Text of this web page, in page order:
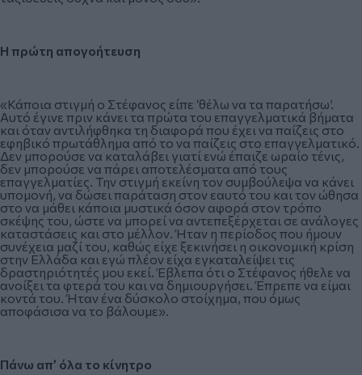
Η πρώτη απογοήτευση
«Κάποια στιγμή ο Στέφανος είπε ‘θέλω να τα παρατήσω’.
Αυτό έγινε πριν κάνει τα πρώτα του επαγγελματικά βήματα
και όταν αντιλήφθηκα τη διαφορά που έχει να παίζεις στο
εφηβικό πρωτάθλημα από το να παίζεις στο επαγγελματικό.
Δεν μπορούσε να καταλάβει γιατί ενώ έπαιζε ωραίο τένις,
δεν μπορούσε να πάρει αποτελέσματα από τους
επαγγελματίες. Την στιγμή εκείνη τον συμβούλεψα να κάνει
υπομονή, να δώσει παράταση στον εαυτό του και τον ώθησα
στο να μάθει κάποια μυστικά όσον αφορά στον τρόπο
σκέψης του, ώστε να μπορεί να αντεπεξέρχεται σε ανάλογες
καταστάσεις και στο μέλλον. Ήταν η περίοδος που ήμουν
συνέχεια μαζί του, καθώς είχε ξεκινήσει η οικονομική κρίση
στην Ελλάδα και εγώ πλέον είχα εγκαταλείψει τις
δραστηριότητές μου εκεί. Έβλεπα ότι ο Στέφανος ήθελε να
ανοίξει τα φτερά του και να δημιουργήσει. Έπρεπε να είμαι
κοντά του. Ήταν ένα δύσκολο στοίχημα, που όμως
αποφάσισα να το βάλουμε».
Πάνω απ’ όλα το κίνητρο